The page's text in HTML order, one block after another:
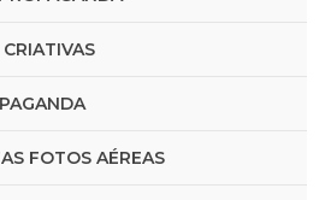
FOTOS AÉREAS